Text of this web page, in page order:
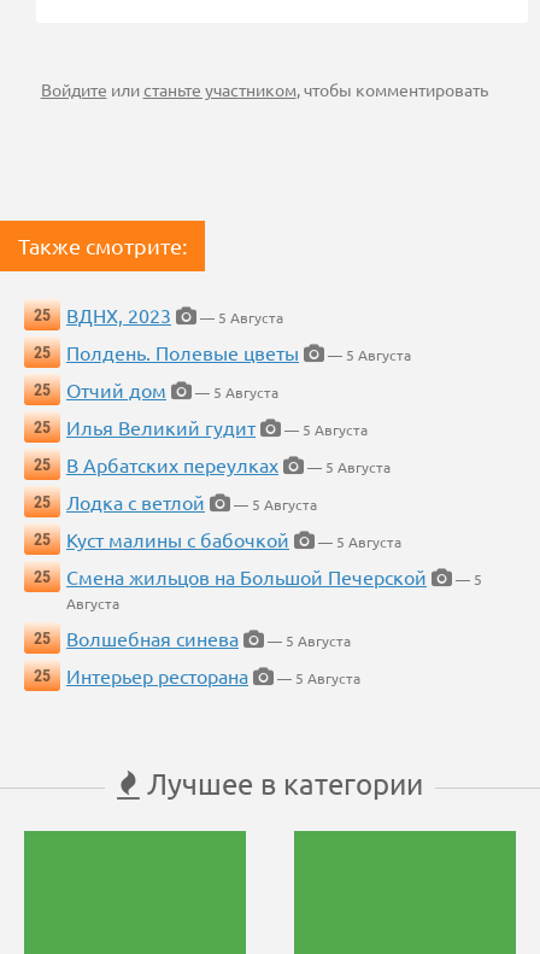
Войдите илистаньте участником , чтобы комментировать
Также смотрите:
25 ВДНХ, 2023
— 5 Августа
25
Полдень. Полевые цветы
— 5 Августа
25
Отчий дом
— 5 Августа
25
Илья Великий гудит
— 5 Августа
25
В Арбатских переулках
— 5 Августа
25
Лодка с ветлой
— 5 Августа
25
Куст малины с бабочкой
— 5 Августа
25
Смена жильцов на Большой Печерской
— 5
Августа
25
Волшебная синева
— 5 Августа
25
Интерьер ресторана — 5 Августа
Лучшее в категории